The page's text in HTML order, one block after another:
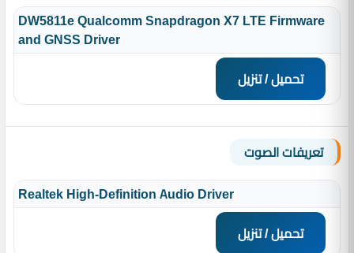
DW5811e Qualcomm Snapdragon X7 LTE Firmware
and GNSS Driver
تحميل / تنزيل
تعريفات الصوت
Realtek High-Definition Audio Driver
تحميل / تنزيل